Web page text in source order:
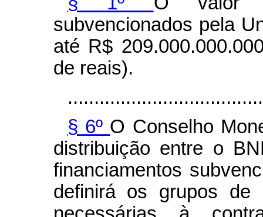
subvencionados pela
até R$
de reais).
§ 6º O Conselho
distribuição entre o
financiamentos
definirá os grupos de